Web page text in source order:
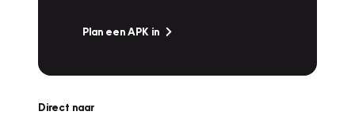
Plan een APK in
Direct naar